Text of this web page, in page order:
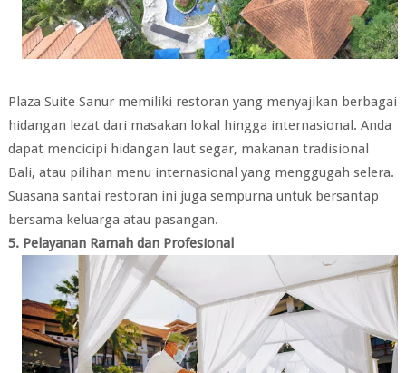
Plaza Suite Sanur memiliki restoran yang menyajikan berbagai
hidangan lezat dari masakan lokal hingga internasional. Anda
dapat mencicipi hidangan laut segar, makanan tradisional
Bali, atau pilihan menu internasional yang menggugah selera.
Suasana santai restoran ini juga sempurna untuk bersantap
bersama keluarga atau pasangan.
5. Pelayanan Ramah dan Profesional